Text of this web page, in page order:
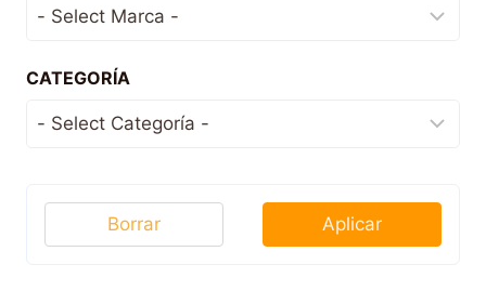
CATEGORÍA
Aplicar
Borrar